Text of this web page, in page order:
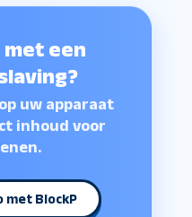
een
uw apparaat
inhoud voor
met BlockP